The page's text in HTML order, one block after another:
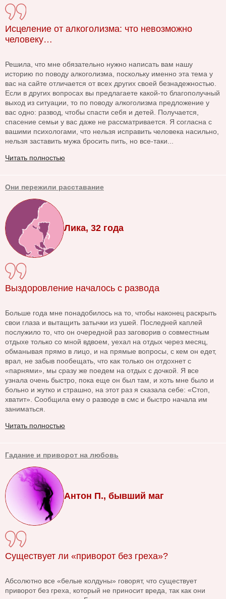
Исцеление от алкоголизма: что невозможно
человеку…
Решила, что мне обязательно нужно написать вам нашу
историю по поводу алкоголизма, поскольку именно эта тема у
вас на сайте отличается от всех других своей безнадежностью.
Если в других вопросах вы предлагаете какой-то благополучный
выход из ситуации, то по поводу алкоголизма предложение у
вас одно: развод, чтобы спасти себя и детей. Получается,
спасение семьи у вас даже не рассматривается. Я согласна с
вашими психологами, что нельзя исправить человека насильно,
нельзя заставить мужа бросить пить, но все-таки...
Читать полностью
Они пережили расставание
Лика, 32 года
Выздоровление началось с развода
Больше года мне понадобилось на то, чтобы наконец раскрыть
свои глаза и вытащить затычки из ушей. Последней каплей
послужило то, что он очередной раз заговорив о совместным
отдыхе только со мной вдвоем, уехал на отдых через месяц,
обманывая прямо в лицо, и на прямые вопросы, с кем он едет,
врал, не забыв пообещать, что как только он отдохнет с
«парнями», мы сразу же поедем на отдых с дочкой. Я все
узнала очень быстро, пока еще он был там, и хоть мне было и
больно и жутко и страшно, на этот раз я сказала себе: «Стоп,
хватит». Сообщила ему о разводе в смс и быстро начала им
заниматься.
Читать полностью
Гадание и приворот на любовь
Антон П., бывший маг
Существует ли «приворот без греха»?
Абсолютно все «белые колдуны» говорят, что существует
приворот без греха, который не приносит вреда, так как они